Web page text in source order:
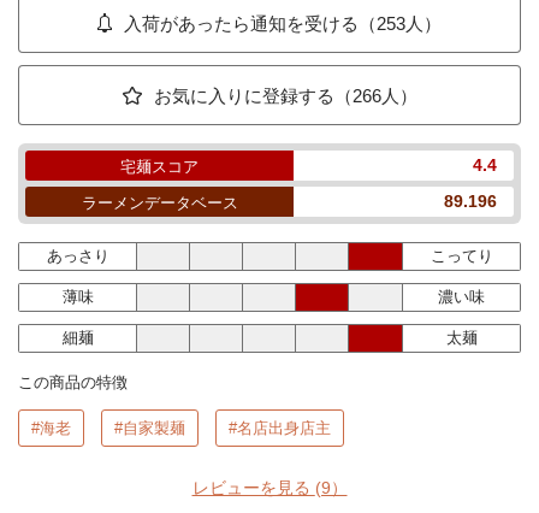
入荷があったら通知を受ける（253人）
お気に入りに登録する（266人）
宅麺スコア 4.4
ラーメンデータベース 89.196
あっさり こってり
薄味 濃い味
細麺 太麺
この商品の特徴
#海老 #自家製麺 #名店出身店主
レビューを見る (9）